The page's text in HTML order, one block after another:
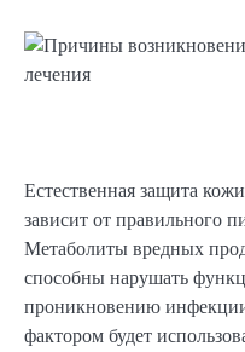
Естественная защита
зависит от правильного
Метаболиты вредных
способны нарушать
проникновению
фактором будет